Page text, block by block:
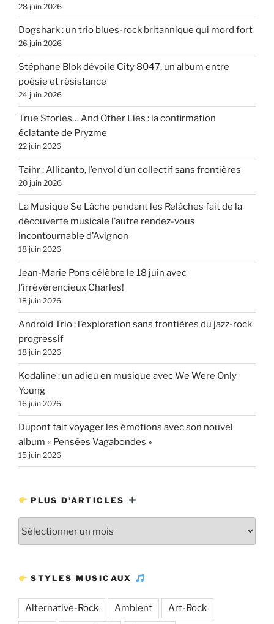
28 juin 2026
Dogshark : un trio blues-rock britannique qui mord fort
26 juin 2026
Stéphane Blok dévoile City 8047, un album entre
poésie et résistance
24 juin 2026
True Stories… And Other Lies : la confirmation
éclatante de Pryzme
22 juin 2026
Taihr : Allicanto, l’envol d’un collectif sans frontières
20 juin 2026
La Musique Se Lâche pendant les Relâches fait de la
découverte musicale l’autre rendez-vous
incontournable d’Avignon
18 juin 2026
Jean-Marie Pons célèbre le 18 juin avec
l’irrévérencieux Charles!
18 juin 2026
Android Trio : l’exploration sans frontières du jazz-rock
progressif
18 juin 2026
Kodaline : un adieu en musique avec We Were Only
Young
16 juin 2026
Dupont fait voyager les émotions avec son nouvel
album « Pensées Vagabondes »
15 juin 2026
PLUS D’ARTICLES
STYLES MUSICAUX
Alternative-Rock Ambient Art-Rock